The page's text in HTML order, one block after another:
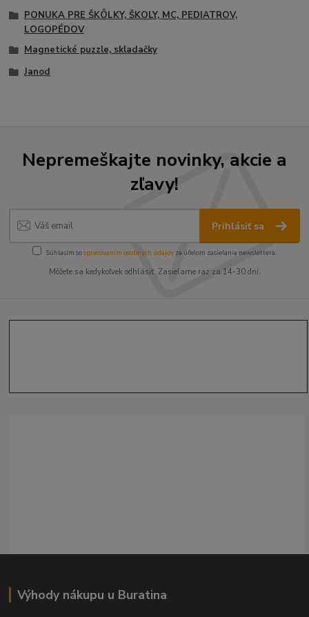
PONUKA PRE ŠKÔLKY, ŠKOLY, MC, PEDIATROV,
LOGOPÉDOV
Magnetické puzzle, skladačky
Janod
Nepremeškajte novinky, akcie a
zľavy!
Prihlásiť sa
Súhlasím sospracovaním osobných údajov za účelom zasielania newslettera.
Môžete sa kedykoľvek odhlásiť. Zasielame raz za 14-30 dní.
Výhody nákupu u Buratina